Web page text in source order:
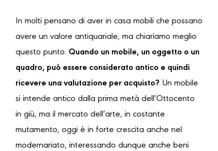
In molti pensano di aver in casa mobili che possano
avere un valore antiquariale, ma chiariamo meglio
questo punto. Quando un mobile, un oggetto o un
quadro, può essere considerato antico e quindi
ricevere una valutazione per acquisto? Un mobile
si intende antico dalla prima metà dell’Ottocento
in giù, ma il mercato dell’arte, in costante
mutamento, oggi è in forte crescita anche nel
modernariato, interessando dunque anche beni